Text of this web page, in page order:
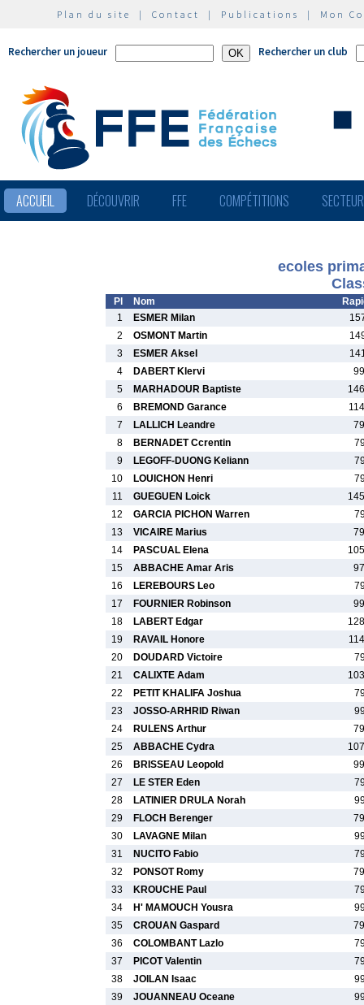
Plan du site | Contact | Publications | Mon
Rechercher un joueur Rechercher un club
ACCUEIL DÉCOUVRIR FFE COMPÉTITIONS
ecoles
Pl Nom
1
ESMER Milan
2
OSMONT Martin
3
ESMER Aksel
4
DABERT Klervi
5
MARHADOUR Baptiste
6
BREMOND Garance
7
LALLICH Leandre
8
BERNADET Ccrentin
9
LEGOFF-DUONG Keliann
10
LOUICHON Henri
11
GUEGUEN Loick
12
GARCIA PICHON Warren
13
VICAIRE Marius
14
PASCUAL Elena
15
ABBACHE Amar Aris
16
LEREBOURS Leo
17
FOURNIER Robinson
18
LABERT Edgar
19
RAVAIL Honore
20
DOUDARD Victoire
21
CALIXTE Adam
22
PETIT KHALIFA Joshua
23
JOSSO-ARHRID Riwan
24
RULENS Arthur
25
ABBACHE Cydra
26
BRISSEAU Leopold
27
LE STER Eden
28
LATINIER DRULA Norah
29
FLOCH Berenger
30
LAVAGNE Milan
31
NUCITO Fabio
32
PONSOT Romy
33
KROUCHE Paul
34
H' MAMOUCH Yousra
35
CROUAN Gaspard
36
COLOMBANT Lazlo
37
PICOT Valentin
38
JOILAN Isaac
39
JOUANNEAU Oceane